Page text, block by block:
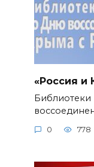
«Россия
0 778